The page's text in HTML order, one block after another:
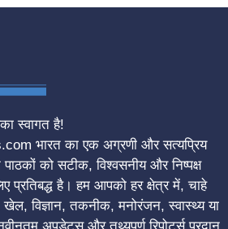
स्वागत है!
भारत का एक अग्रणी और सत्यप्रिय
को सटीक, विश्वसनीय और निष्पक्ष
प्रतिबद्ध है। हम आपको हर क्षेत्र में, चाहे
खेल, विज्ञान, तकनीक, मनोरंजन, स्वास्थ्य या